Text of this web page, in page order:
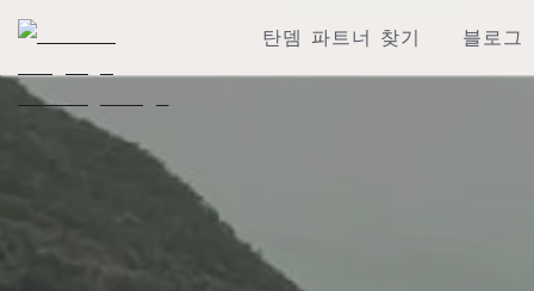
탄뎀 파트너 찾기 블로그